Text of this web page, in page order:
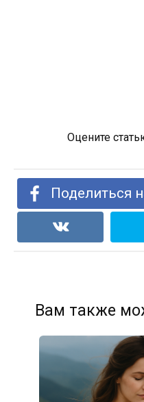
Оцените
Поделиться
Вам также